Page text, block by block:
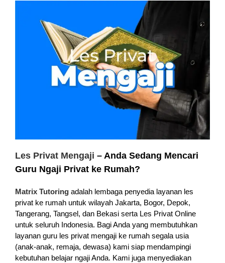
Les Privat Mengaji – Anda Sedang Mencari
Guru Ngaji Privat ke Rumah?
Matrix Tutoringadalah lembaga penyedia layanan les
privat ke rumah untuk wilayah Jakarta, Bogor, Depok,
Tangerang, Tangsel, dan Bekasi serta Les Privat Online
untuk seluruh Indonesia. Bagi Anda yang membutuhkan
layanan guru les privat mengaji ke rumah segala usia
(anak-anak, remaja, dewasa) kami siap mendampingi
kebutuhan belajar ngaji Anda. Kami juga menyediakan